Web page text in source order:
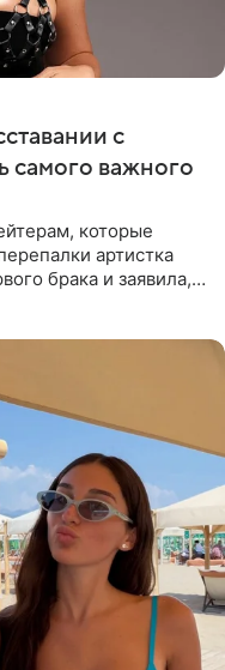
с
самого важного
которые
артистка
брака и заявила,